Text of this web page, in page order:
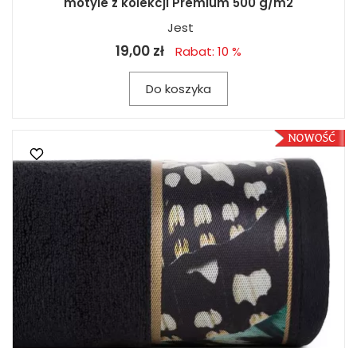
Jest
19,00 zł Rabat: 10 %
Do koszyka